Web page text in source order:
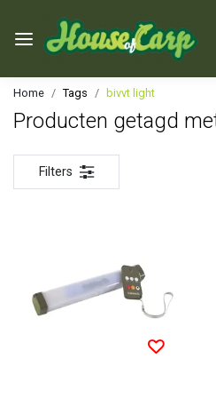
Home Tags bivvt light
Producten getagd
Filters